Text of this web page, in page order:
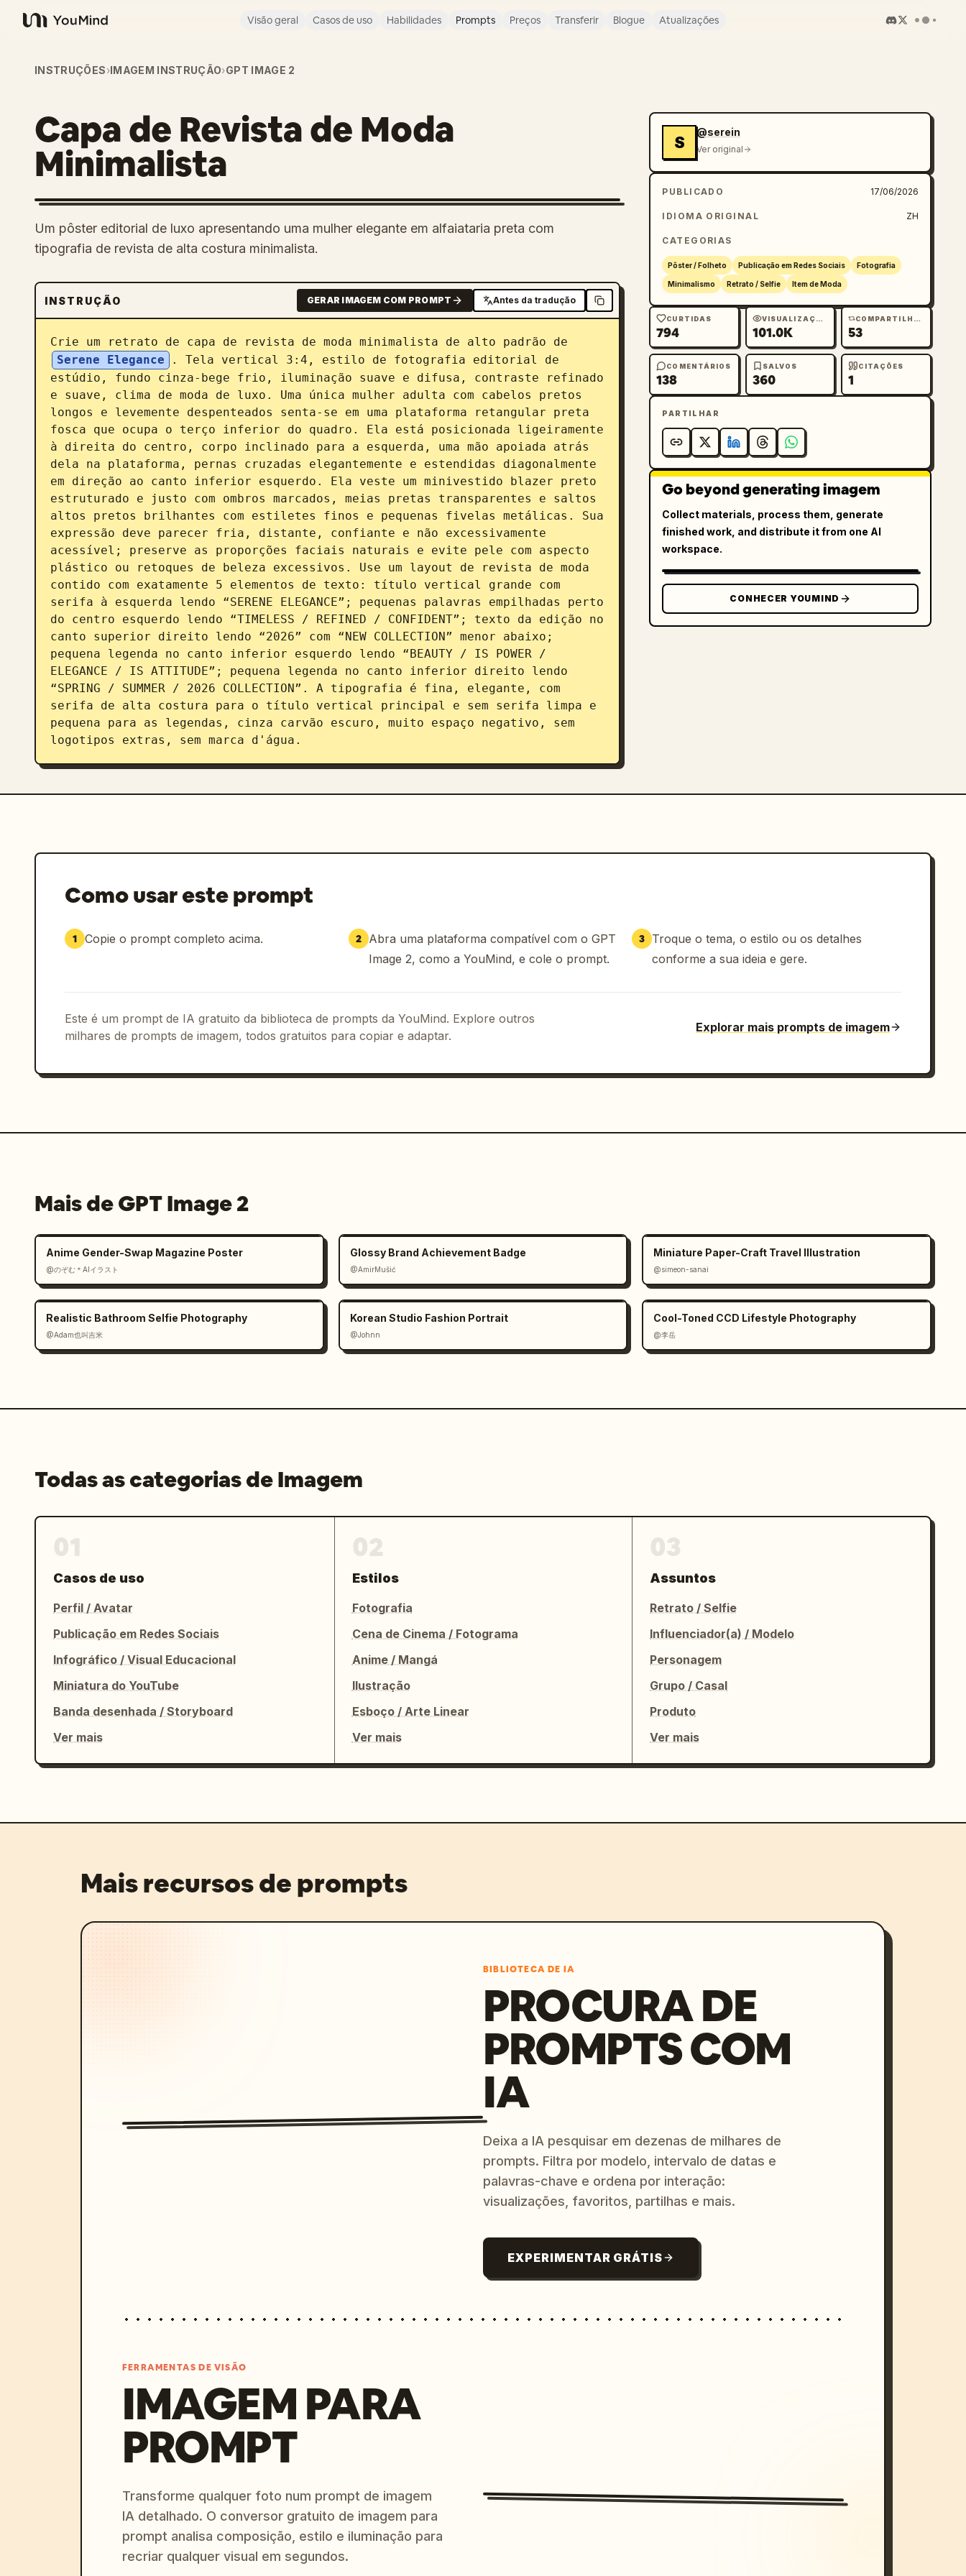
YouMind
Visão geral Casos de uso Habilidades Prompts Preços Transferir Blogue Atualizações
INSTRUÇÕES›IMAGEM INSTRUÇÃO›GPT IMAGE 2
Capa de Revista de Moda
Minimalista
Um pôster editorial de luxo apresentando uma mulher elegante em alfaiataria preta com
tipografia de revista de alta costura minimalista.
INSTRUÇÃO GERAR IMAGEM COM PROMPT Antes da tradução
Crie um retrato de capa de revista de moda minimalista de alto padrão de
Serene Elegance
. Tela vertical 3:4, estilo de fotografia editorial de
estúdio, fundo cinza-bege frio, iluminação suave e difusa, contraste refinado
e suave, clima de moda de luxo. Uma única mulher adulta com cabelos pretos
longos e levemente despenteados senta-se em uma plataforma retangular preta
fosca que ocupa o terço inferior do quadro. Ela está posicionada ligeiramente
à direita do centro, corpo inclinado para a esquerda, uma mão apoiada atrás
dela na plataforma, pernas cruzadas elegantemente e estendidas diagonalmente
em direção ao canto inferior esquerdo. Ela veste um minivestido blazer preto
estruturado e justo com ombros marcados, meias pretas transparentes e saltos
altos pretos brilhantes com estiletes finos e pequenas fivelas metálicas. Sua
expressão deve parecer fria, distante, confiante e não excessivamente
acessível; preserve as proporções faciais naturais e evite pele com aspecto
plástico ou retoques de beleza excessivos. Use um layout de revista de moda
contido com exatamente 5 elementos de texto: título vertical grande com
serifa à esquerda lendo “SERENE ELEGANCE”; pequenas palavras empilhadas perto
do centro esquerdo lendo “TIMELESS / REFINED / CONFIDENT”; texto da edição no
canto superior direito lendo “2026” com “NEW COLLECTION” menor abaixo;
pequena legenda no canto inferior esquerdo lendo “BEAUTY / IS POWER /
ELEGANCE / IS ATTITUDE”; pequena legenda no canto inferior direito lendo
“SPRING / SUMMER / 2026 COLLECTION”. A tipografia é fina, elegante, com
serifa de alta costura para o título vertical principal e sem serifa limpa e
pequena para as legendas, cinza carvão escuro, muito espaço negativo, sem
logotipos extras, sem marca d'água.
S
@serein
Ver original
PUBLICADO 17/06/2026
IDIOMA ORIGINAL ZH
CATEGORIAS
Pôster / Folheto Publicação em Redes Sociais Fotografia
Minimalismo Retrato / Selfie Item de Moda
CURTIDAS
794
VISUALIZAÇÕES
101.0K
COMPARTILHAMENTOS
53
COMENTÁRIOS
138
SALVOS
360
CITAÇÕES
1
PARTILHAR
Go beyond generating imagem
Collect materials, process them, generate
finished work, and distribute it from one AI
workspace.
CONHECER YOUMIND
Como usar este prompt
1 Copie o prompt completo acima. 2 Abra uma plataforma compatível com o GPT
Image 2, como a YouMind, e cole o prompt.
3
Troque o tema, o estilo ou os detalhes
conforme a sua ideia e gere.
Este é um prompt de IA gratuito da biblioteca de prompts da YouMind. Explore outros
milhares de prompts de imagem, todos gratuitos para copiar e adaptar.
Explorar mais prompts de imagem
Mais de GPT Image 2
Anime Gender-Swap Magazine Poster
@のぞむ＊AIイラスト
Glossy Brand Achievement Badge
@AmirMušić
Miniature Paper-Craft Travel Illustration
@simeon-sanai
Realistic Bathroom Selfie Photography
@Adam也叫吉米
Korean Studio Fashion Portrait
@Johnn
Cool-Toned CCD Lifestyle Photography
@李岳
Todas as categorias de Imagem
Casos de uso
Perfil / Avatar
Publicação em Redes Sociais
Infográfico / Visual Educacional
Miniatura do YouTube
Banda desenhada / Storyboard
Ver mais
Estilos
Fotografia
Cena de Cinema / Fotograma
Anime / Mangá
Ilustração
Esboço / Arte Linear
Ver mais
Assuntos
Retrato / Selfie
Influenciador(a) / Modelo
Personagem
Grupo / Casal
Produto
Ver mais
Mais recursos de prompts
BIBLIOTECA DE IA
PROCURA DE
PROMPTS COM
IA
Deixa a IA pesquisar em dezenas de milhares de
prompts. Filtra por modelo, intervalo de datas e
palavras-chave e ordena por interação:
visualizações, favoritos, partilhas e mais.
EXPERIMENTAR GRÁTIS
FERRAMENTAS DE VISÃO
IMAGEM PARA
PROMPT
Transforme qualquer foto num prompt de imagem
IA detalhado. O conversor gratuito de imagem para
prompt analisa composição, estilo e iluminação para
recriar qualquer visual em segundos.